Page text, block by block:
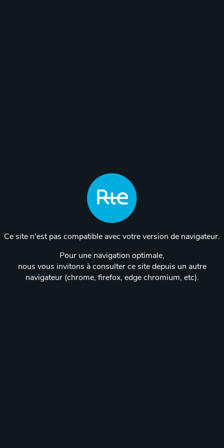
Ce site n'est pas compatible avec votre version de navigateur.
Pour une navigation optimale,
nous vous invitons à consulter ce site depuis un autre
navigateur (chrome, firefox, edge chromium, etc).